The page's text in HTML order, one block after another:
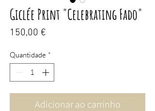
Giclée Print "Celebrating Fado"
150,00 €
Quantidade *
Adicionar ao carrinho